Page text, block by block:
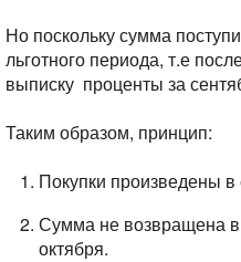
Но поскольку сумма
льготного периода, т.е
выписку проценты за
Таким образом, принцип:
Покупки произведены в
Сумма не возвращена
октября.